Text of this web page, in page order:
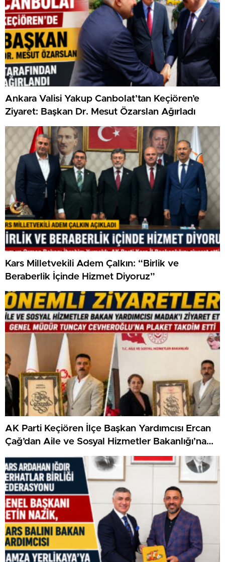
Ankara Valisi Yakup Canbolat’tan Keçiören’e
Ziyaret: Başkan Dr. Mesut Özarslan Ağırladı
Kars Milletvekili Adem Çalkın: “Birlik ve
Beraberlik İçinde Hizmet Diyoruz”
AK Parti Keçiören İlçe Başkan Yardımcısı Ercan
Çağ’dan Aile ve Sosyal Hizmetler Bakanlığı’na
Önemli Ziyaret